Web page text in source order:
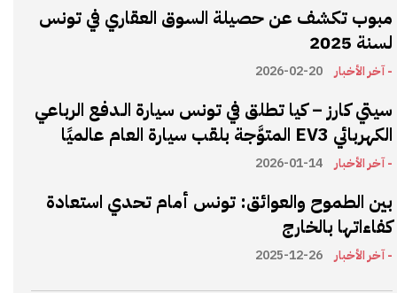
مبوب تكشف عن حصيلة السوق العقاري في تونس
لسنة 2025
- آخر الأخبار 2026-02-20
سيتي كارز – كيا تطلق في تونس سيارة الـدفع الرباعي
الكهربائي EV3 المتوَّجة بلقب سيارة العام عالميًا
- آخر الأخبار 2026-01-14
بين الطموح والعوائق: تونس أمام تحدي استعادة
كفاءاتها بالخارج
- آخر الأخبار 2025-12-26